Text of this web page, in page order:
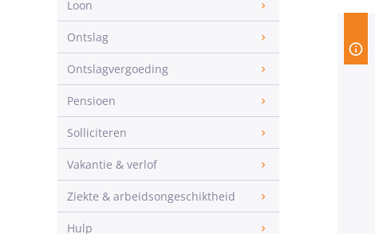
Loon
Ontslag
Ontslagvergoeding
Pensioen
Solliciteren
Vakantie & verlof
Ziekte & arbeidsongeschiktheid
Hulp